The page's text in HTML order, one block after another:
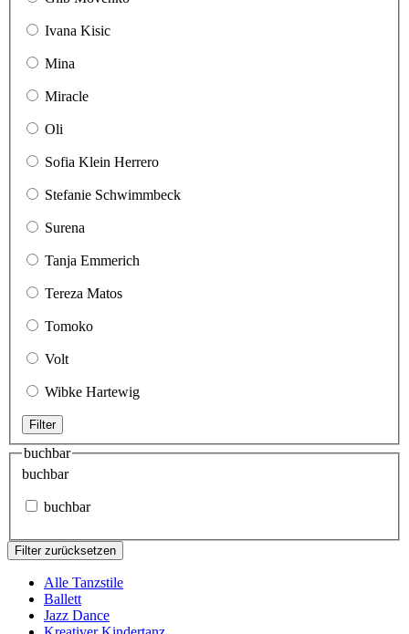
Ivana Kisic
Mina
Miracle
Oli
Sofia Klein Herrero
Stefanie Schwimmbeck
Surena
Tanja Emmerich
Tereza Matos
Tomoko
Volt
Wibke Hartewig
Filter
buchbar
buchbar
buchbar
Filter zurücksetzen
Alle Tanzstile
Ballett
Jazz Dance